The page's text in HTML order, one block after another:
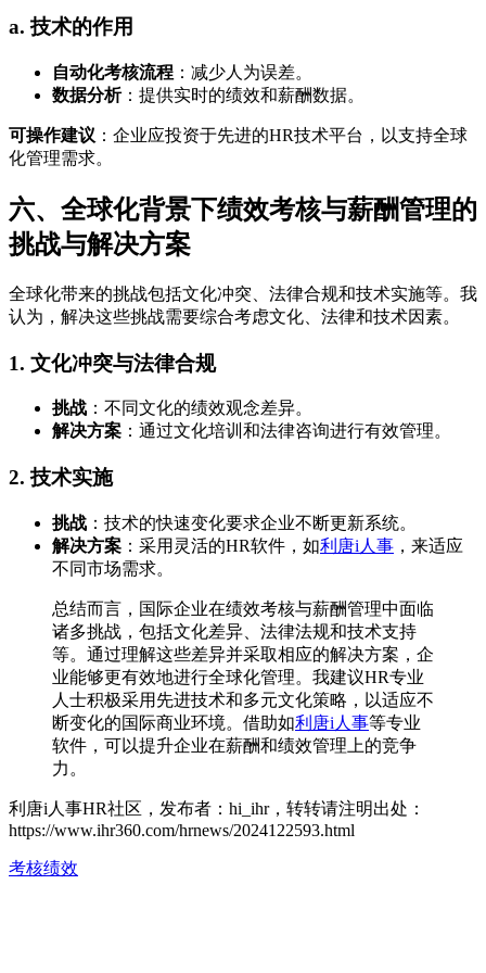
a. 技术的作用
自动化考核流程 ：减少人为误差。
数据分析：提供实时的绩效和薪酬数据。
可操作建议 ：企业应投资于先进的HR技术平台，以支持全球
化管理需求。
六、全球化背景下绩效考核与薪酬管理的
挑战与解决方案
全球化带来的挑战包括文化冲突、法律合规和技术实施等。我
认为，解决这些挑战需要综合考虑文化、法律和技术因素。
1. 文化冲突与法律合规
挑战 ：不同文化的绩效观念差异。
解决方案 ：通过文化培训和法律咨询进行有效管理。
2. 技术实施
挑战 ：技术的快速变化要求企业不断更新系统。
解决方案 ：采用灵活的HR软件，如利唐i人事 ，来适应
不同市场需求。
总结而言，国际企业在绩效考核与薪酬管理中面临
诸多挑战，包括文化差异、法律法规和技术支持
等。通过理解这些差异并采取相应的解决方案，企
业能够更有效地进行全球化管理。我建议HR专业
人士积极采用先进技术和多元文化策略，以适应不
断变化的国际商业环境。借助如利唐i人事等专业
软件，可以提升企业在薪酬和绩效管理上的竞争
力。
利唐i人事HR社区，发布者：hi_ihr，转转请注明出处：
https://www.ihr360.com/hrnews/2024122593.html
考核绩效